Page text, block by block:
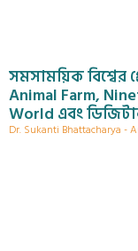
সমসাময়িক বিশ্বের
Animal Farm,
World এবং
Dr. Sukanti Bhattacharya